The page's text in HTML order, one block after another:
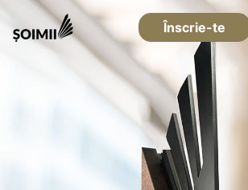
Înscrie-te